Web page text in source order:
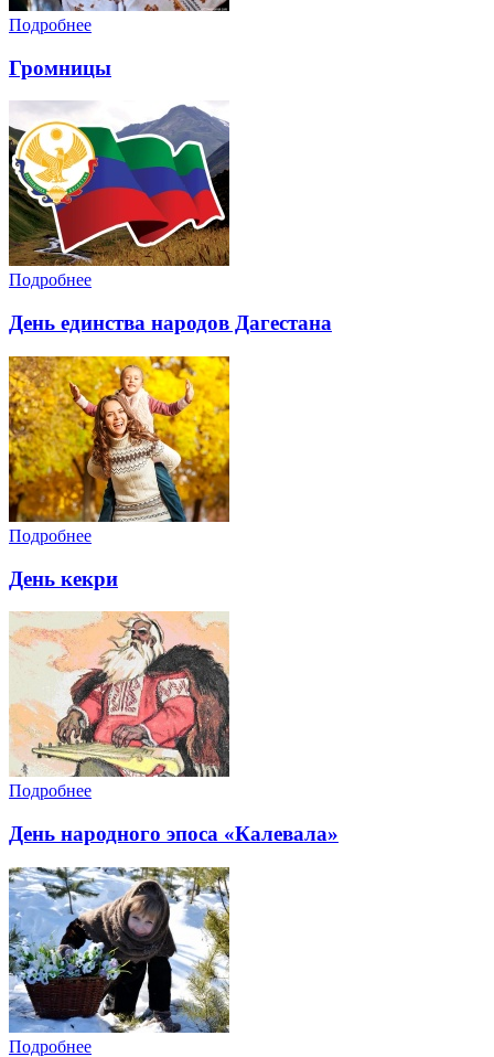
Подробнее
Громницы
Подробнее
День единства народов Дагестана
Подробнее
День кекри
Подробнее
День народного эпоса «Калевала»
Подробнее